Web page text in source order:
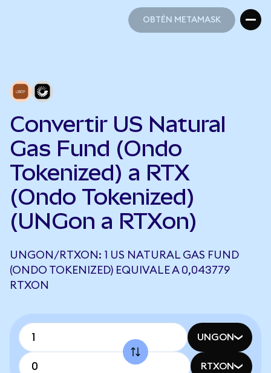
OBTÉN METAMASK
Convertir US Natural
Gas Fund (Ondo
Tokenized) a RTX
(Ondo Tokenized)
(UNGon a RTXon)
UNGON/RTXON: 1 US NATURAL GAS FUND
(ONDO TOKENIZED) EQUIVALE A 0,043779
RTXON
UNGON
RTXON